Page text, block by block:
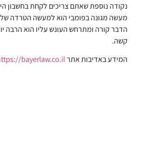
נקודה נוספת שאתם צריכים לקחת בחשבון
מעשה מגונה בפומבי הוא למעשה הטרדה
הדבר קורה ומתרחש העונש עליו הוא הרבה
קשה.
המידע באדיבות אתרbayerlaw.co.il/